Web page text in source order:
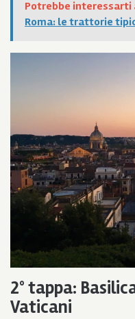
Potrebbe interessarti
Roma: le trattorie
2° tappa:
Vaticani